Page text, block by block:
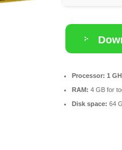
Processor: 1
RAM: 4 GB for
Disk space: 64